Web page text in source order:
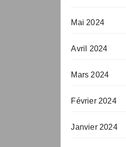
Mai 2024
Avril 2024
Mars 2024
Février 2024
Janvier 2024